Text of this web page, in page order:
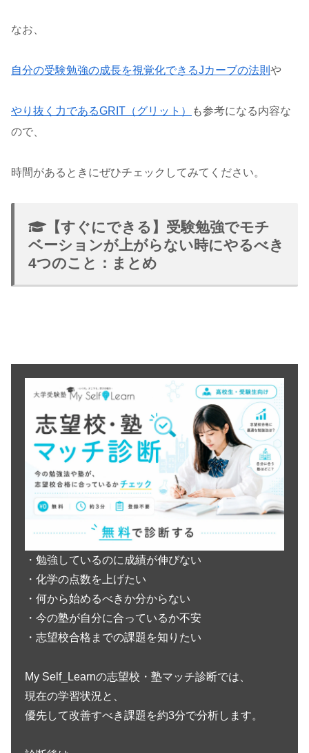
なお、
自分の受験勉強の成長を視覚化できるJカーブの法則 や
やり抜く力であるGRIT（グリット）
も参考になる内容な
ので、
時間があるときにぜひチェックしてみてください。
【すぐにできる】受験勉強でモチ
ベーションが上がらない時にやるべき
4つのこと：まとめ
・勉強しているのに成績が伸びない
・化学の点数を上げたい
・何から始めるべきか分からない
・今の塾が自分に合っているか不安
・志望校合格までの課題を知りたい
My Self_Learnの志望校・塾マッチ診断では、
現在の学習状況と、
優先して改善すべき課題を約3分で分析します。